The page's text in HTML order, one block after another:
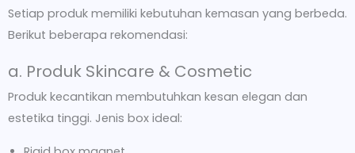
Setiap produk memiliki kebutuhan kemasan yang berbeda.
Berikut beberapa rekomendasi:
a. Produk Skincare & Cosmetic
Produk kecantikan membutuhkan kesan elegan dan
estetika tinggi. Jenis box ideal: